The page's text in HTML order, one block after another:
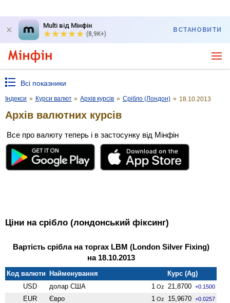
Multi від Мінфін
(8,9K+)
ВСТАНОВИТИ
Всі показники
Індекси » Курси валют » Архів курсів » Срібло (Лондон) » 18.10.2013
Архів валютних курсів
Все про валюту теперь і в застосунку від Мінфін
Ціни на срібло (лондонський фіксинг)
Вартість срібла на торгах LBM (London Silver Fixing)
на 18.10.2013
Код валюти Найменування
Курс (Ag)
USD
долар США 1 Oz 21,8700 +0.1500
EUR Євро 1 Oz 15,9670 +0.0257